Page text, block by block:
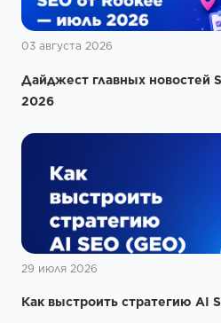
03 августа 2026
Дайджест главных новостей
2026
29 июля 2026
Как выстроить стратегию AI